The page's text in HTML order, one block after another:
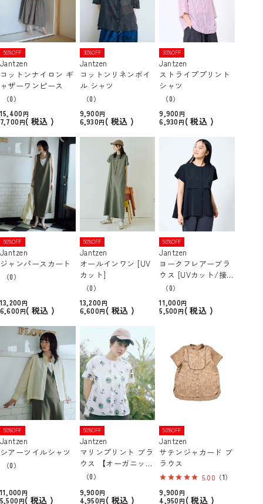
50%OFF
Jantzen
コットンナイロン ギ
ャザーワンピース
（0）
15,400
7,700
税込
30%OFF
Jantzen
コットンリネンボイ
ル シャツ
（0）
9,900
6,930
税込
30%OFF
Jantzen
ストライププリント
シャツ
（0）
9,900
6,930
税込
50%OFF
Jantzen
ジャンパースカート
（0）
13,200
6,600
税込
50%OFF
Jantzen
オールインワン [UV
カット]
（0）
13,200
6,600
税込
50%OFF
Jantzen
ヨークフレアーブラ
ウス [UVカット/接触
冷感]
（0）
11,000
5,500
税込
50%OFF
Jantzen
シアーツイルシャツ
（0）
11,000
5,500
税込
50%OFF
Jantzen
マリンプリント ブラ
ウス 【オーガニック
コットン】
（0）
9,900
4,950
税込
50%OFF
Jantzen
サテンジャカード ブ
ラウス
5.00 （1）
9,900
4,950
税込